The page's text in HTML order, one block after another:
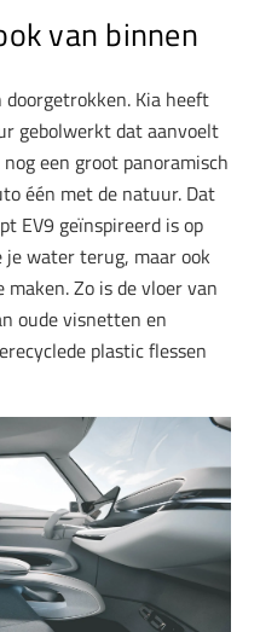
van binnen
Kia heeft
gebolwerkt dat aanvoelt
een groot panoramisch
één met de natuur. Dat
EV9 geïnspireerd is op
water terug, maar ook
Zo is de vloer van
oude visnetten en
plastic flessen